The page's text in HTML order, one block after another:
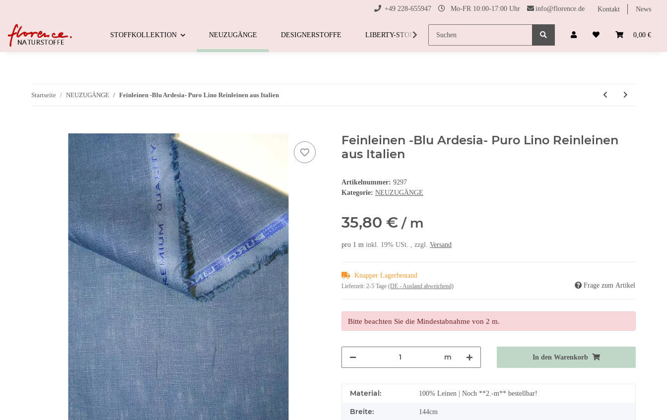
+49 228-655947 Mo-FR 10:00-17:00 Uhr info@florence.de Kontakt News
0,00 €
STOFFKOLLEKTION NEUZUGÄNGE DESIGNERSTOFFE LIBERTY-STOFFE SONDERPREISE FARBHARMONIE FUNDGRUBE
Startseite NEUZUGÄNGE Feinleinen -Blu Ardesia- Puro Lino Reinleinen aus Italien
Feinleinen -Blu Ardesia- Puro Lino Reinleinen
aus Italien
Artikelnummer: 9297
Kategorie: NEUZUGÄNGE
35,80 € / m
pro 1 m inkl. 19% USt. , zzgl. Versand
Knapper Lagerbestand
Lieferzeit: 2-5 Tage (DE - Ausland abweichend) Frage zum Artikel
Bitte beachten Sie die Mindestabnahme von 2 m.
m In den Warenkorb
Material: 100% Leinen | Noch **2.-m** bestellbar!
Breite: 144cm